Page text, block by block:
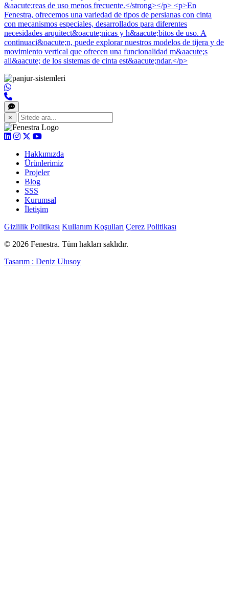
&aacute;reas de uso menos frecuente.</strong></p> <p>En
Fenestra, ofrecemos una variedad de tipos de persianas con cinta
con mecanismos especiales, desarrollados para diferentes
necesidades arquitect&oacute;nicas y h&aacute;bitos de uso. A
continuaci&oacute;n, puede explorar nuestros modelos de tijera y de
movimiento vertical que ofrecen una funcionalidad m&aacute;s
all&aacute; de los sistemas de cinta est&aacute;ndar.</p>
×
Hakkımızda
Ürünlerimiz
Projeler
Blog
SSS
Kurumsal
İletişim
Gizlilik Politikası Kullanım Koşulları Çerez Politikası
© 2026 Fenestra. Tüm hakları saklıdır.
Tasarım : Deniz Ulusoy